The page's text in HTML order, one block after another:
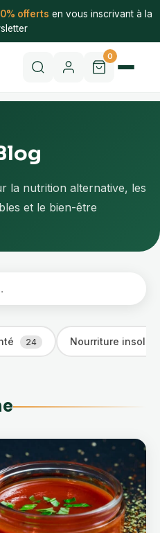
offerts en vous inscrivant à la
0
la nutrition alternative, les
et le bien-être
24 Nourriture insolite